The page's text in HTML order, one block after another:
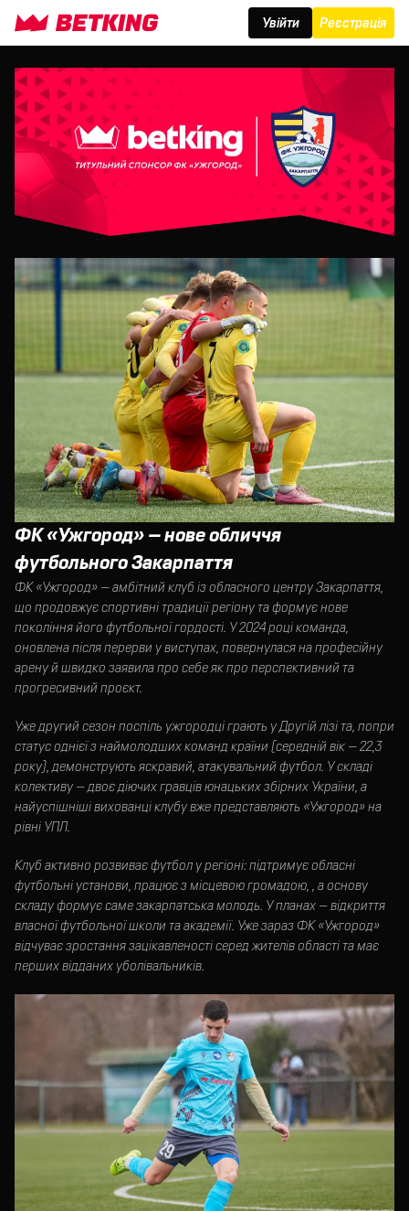
Увійти Реєстрація
ФК «Ужгород» — нове обличчя
футбольного Закарпаття
ФК «Ужгород» — амбітний клуб із обласного центру Закарпаття,
що продовжує спортивні традиції регіону та формує нове
покоління його футбольної гордості. У 2024 році команда,
оновлена після перерви у виступах, повернулася на професійну
арену й швидко заявила про себе як про перспективний та
прогресивний проєкт.
Уже другий сезон поспіль ужгородці грають у Другій лізі та, попри
статус однієї з наймолодших команд країни (середній вік — 22,3
року), демонструють яскравий, атакувальний футбол. У складі
колективу — двоє діючих гравців юнацьких збірних України, а
найуспішніші вихованці клубу вже представляють «Ужгород» на
рівні УПЛ.
Клуб активно розвиває футбол у регіоні: підтримує обласні
футбольні установи, працює з місцевою громадою, , а основу
складу формує саме закарпатська молодь. У планах — відкриття
власної футбольної школи та академії. Уже зараз ФК «Ужгород»
відчуває зростання зацікавленості серед жителів області та має
перших відданих уболівальників.